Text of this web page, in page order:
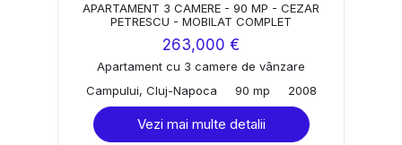
APARTAMENT 3 CAMERE - 90 MP - CEZAR
PETRESCU - MOBILAT COMPLET
263,000 €
Apartament cu 3 camere de vânzare
Campului, Cluj-Napoca
90 mp 2008
Vezi mai multe detalii